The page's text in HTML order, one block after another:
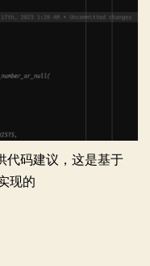
码建议，这是基于
现的